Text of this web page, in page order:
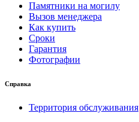
Памятники на могилу
Вызов менеджера
Как купить
Сроки
Гарантия
Фотографии
Справка
Территория обслуживания